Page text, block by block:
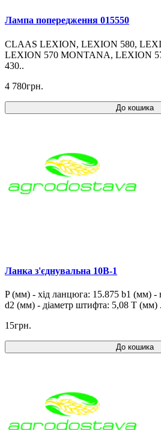
Лампа попередження 015550
CLAAS LEXION, LEXION 580,
LEXION 570 MONTANA, LEXION
430..
4 780грн.
До кошика
Ланка з'єднувальна 10B-1
P (мм) - хід ланцюга: 15.875 b1 (мм)
d2 (мм) - діаметр штифта: 5,08 T (мм)
15грн.
До кошика